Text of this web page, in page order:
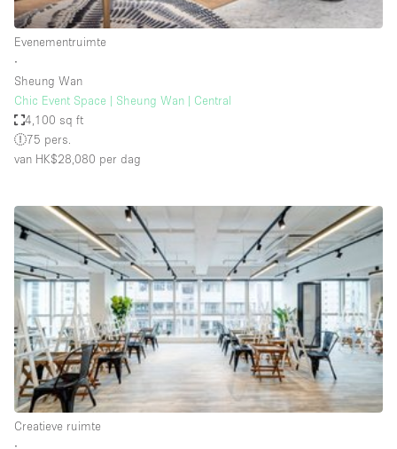
Kantoorbenodigdheden
Keuken
Leefruimte
Lift
Meerdere kamers
Paskamers
Privé-parkeerplaats
RAW
Schitterend uitzicht
Smoking Area
Soundproof
Straatniveau
Evenementruimte
∙
Sheung Wan
Chic Event Space | Sheung Wan | Central
4,100 sq ft
75 pers.
van HK$28,080 per dag
Creatieve ruimte
∙